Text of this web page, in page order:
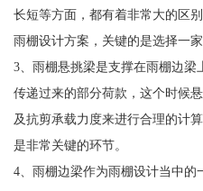
长短等方面，都有着非常大的区
雨棚设计方案，关键的是选择一
3、雨棚悬挑梁是支撑在雨棚边
传递过来的部分荷款，这个时候
及抗剪承载力度来进行合理的计
是非常关键的环节。
4、雨棚边梁作为雨棚设计当中的